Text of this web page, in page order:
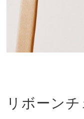
リボーン